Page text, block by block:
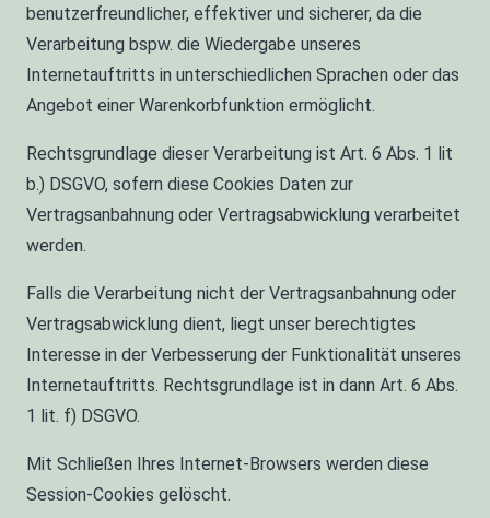
benutzerfreundlicher, effektiver und sicherer, da die
Verarbeitung bspw. die Wiedergabe unseres
Internetauftritts in unterschiedlichen Sprachen oder das
Angebot einer Warenkorbfunktion ermöglicht.
Rechtsgrundlage dieser Verarbeitung ist Art. 6 Abs. 1 lit
b.) DSGVO, sofern diese Cookies Daten zur
Vertragsanbahnung oder Vertragsabwicklung verarbeitet
werden.
Falls die Verarbeitung nicht der Vertragsanbahnung oder
Vertragsabwicklung dient, liegt unser berechtigtes
Interesse in der Verbesserung der Funktionalität unseres
Internetauftritts. Rechtsgrundlage ist in dann Art. 6 Abs.
1 lit. f) DSGVO.
Mit Schließen Ihres Internet-Browsers werden diese
Session-Cookies gelöscht.